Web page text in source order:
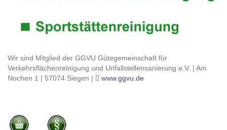
Wir sind Mitglied der GGVU Gütegemeinschaft für
Verkehrsflächenreinigung und Unfallstellensanierung e.V. | Am
Nochen 1 | 57074 Siegen |
www.ggvu.de